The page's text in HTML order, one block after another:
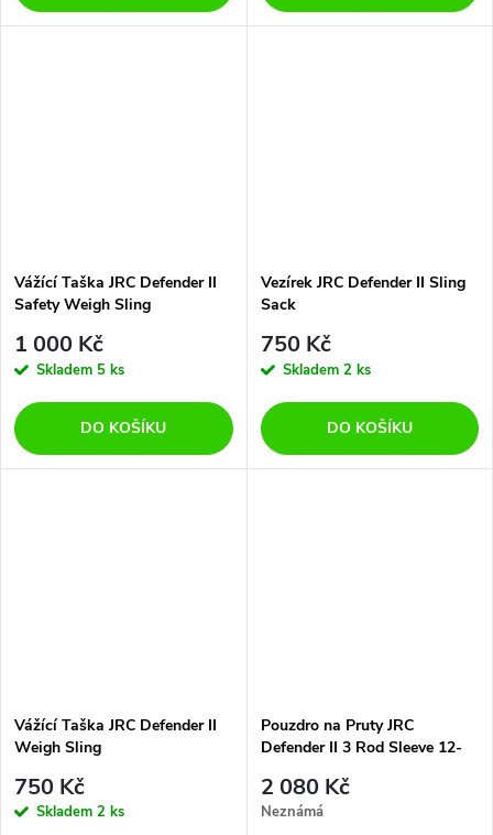
Vážící Taška JRC Defender II
Safety Weigh Sling
1 000 Kč
Skladem 5 ks
DO KOŠÍKU
Vezírek JRC Defender II Sling
Sack
750 Kč
Skladem 2 ks
DO KOŠÍKU
Vážící Taška JRC Defender II
Weigh Sling
750 Kč
Skladem 2 ks
Pouzdro na Pruty JRC
Defender II 3 Rod Sleeve 12-
2 080 Kč
Neznámá